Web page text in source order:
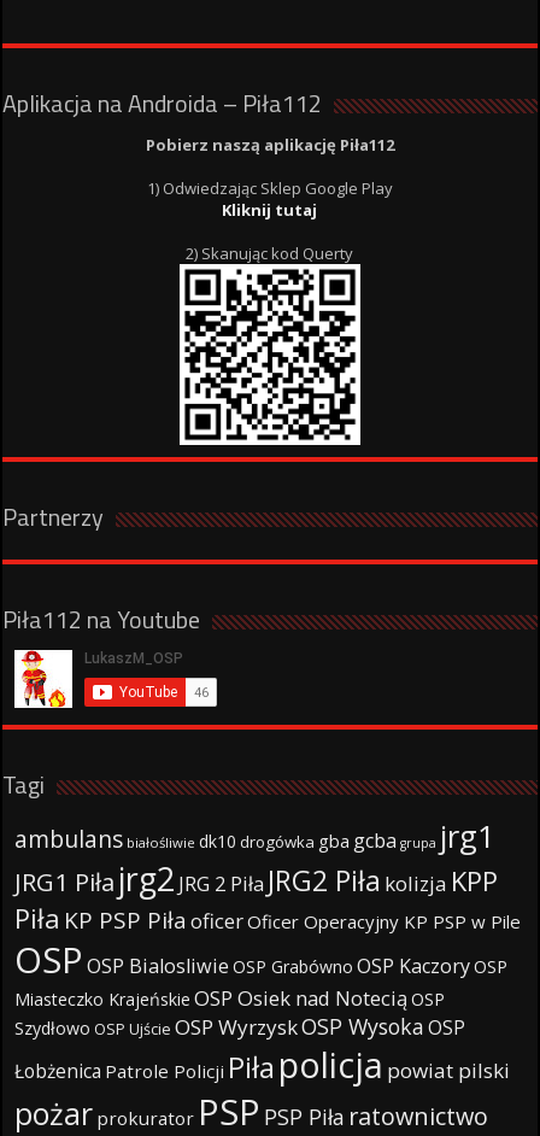
Aplikacja na Androida – Piła112
Pobierz naszą aplikację Piła112
1) Odwiedzając Sklep Google Play
Kliknij tutaj
2) Skanując kod Querty
Partnerzy
Piła112 na Youtube
Tagi
ambulans białośliwie dk10 drogówka gba gcba grupa jrg1
JRG1 Piła jrg2 JRG 2 Piła JRG2 Piła kolizja KPP
Piła KP PSP Piła oficerOficer Operacyjny KP PSP w Pile
OSP OSP Bialosliwie OSP Grabówno OSP KaczoryOSP
Miasteczko Krajeńskie OSP Osiek nad Notecią OSP
Szydłowo OSP Ujście OSP WyrzyskOSP WysokaOSP
Łobżenica Patrole Policji Piła policja powiat pilski
pożar prokurator PSP PSP Piła ratownictwo